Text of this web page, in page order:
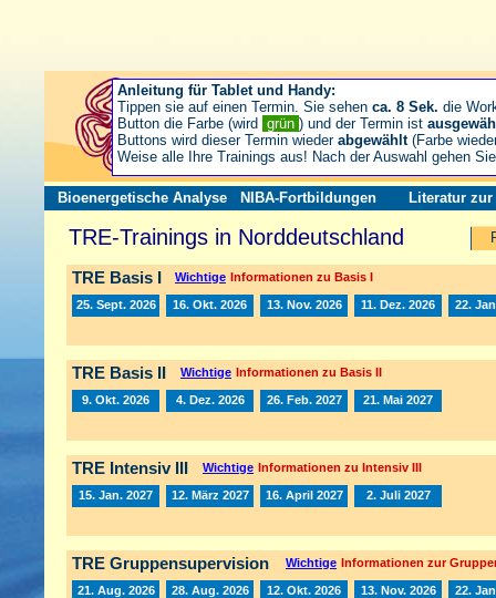
Bioenergetische Analyse NIBA-Fortbildungen Literatur zur
TRE-Trainings in Norddeutschland
TRE Basis I Wichtige Informationen zu Basis I
25. Sept. 2026 16. Okt. 2026 13. Nov. 2026 11. Dez. 2026 22.
TRE Basis II Wichtige Informationen zu Basis II
9. Okt. 2026 4. Dez. 2026 26. Feb. 2027 21. Mai 2027
TRE Intensiv III Wichtige Informationen zu Intensiv III
15. Jan. 2027 12. März 2027 16. April 2027 2. Juli 2027
TRE Gruppensupervision Wichtige Informationen zur
21. Aug. 2026 28. Aug. 2026 12. Okt. 2026 13. Nov. 2026
22.
Anleitung für Tablet und Handy:
Tippen sie auf einen Termin. Sie sehen ca. 8 Sek. die
Button die Farbe (wird grün ) und der Termin ist
Buttons wird dieser Termin wieder abgewählt(Farbe
Weise alle Ihre Trainings aus! Nach der Auswahl gehen